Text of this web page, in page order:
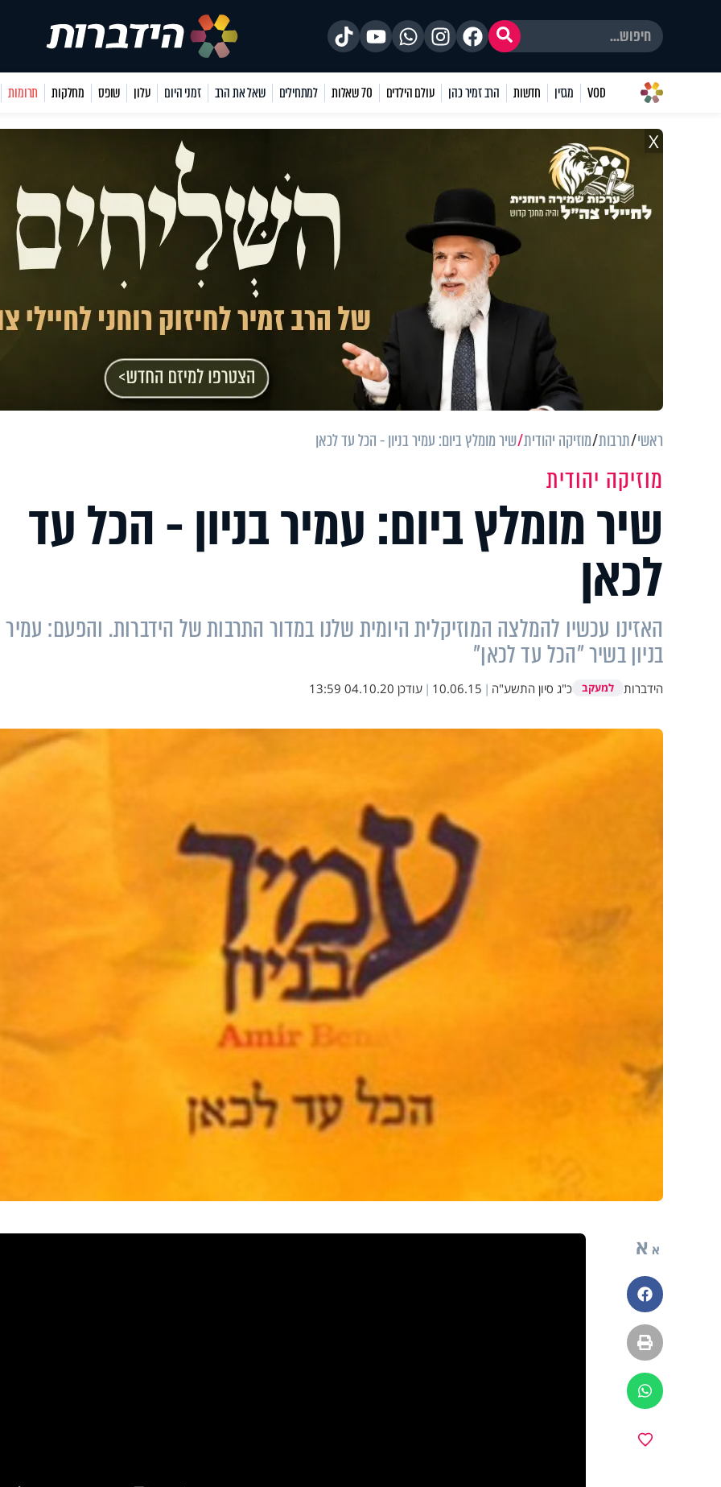
VOD מגזין חדשות הרב זמיר כהן עולם הילדים 70 שאלות למתחילים שאל את הרב זמני היום עלון שופס מחלקות תרומות
X
ראשי תרבות מוזיקה יהודית שיר מומלץ ביום: עמיר בניון - הכל עד לכאן
מוזיקה יהודית
שיר מומלץ ביום: עמיר בניון - הכל עד
לכאן
האזינו עכשיו להמלצה המוזיקלית היומית שלנו במדור התרבות של הידברות. והפעם: עמיר
בניון בשיר "הכל עד לכאן"
הידברות למעקב כ"ג סיון התשע"ה |
10.06.15
| עודכן 04.10.20 13:59
א א
פייסבוק
הדפסה
ווטסאפ